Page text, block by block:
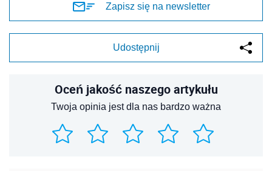
Zapisz się na newsletter
Udostępnij
Oceń jakość naszego artykułu
Twoja opinia jest dla nas bardzo ważna